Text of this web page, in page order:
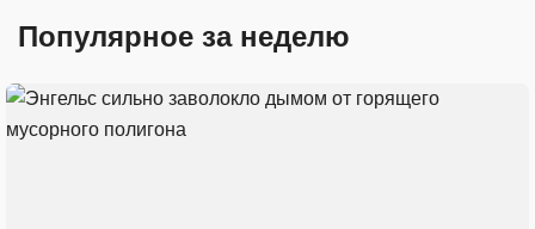
Популярное за неделю